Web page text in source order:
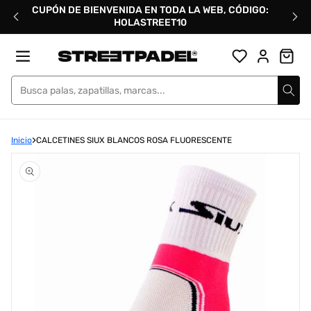
directamente
CUPÓN DE BIENVENIDA EN TODA LA WEB, CÓDIGO:
HOLASTREET10
Street Padel
Inicio CALCETINES SIUX BLANCOS ROSA FLUORESCENTE
elemento
multimedia